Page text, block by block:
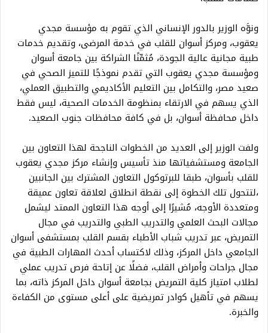
ونوَّه الوزير بالدور الإنساني الذي تقوم به مؤسسة مجدي
يعقوب، ومركز أسوان للقلب في خدمة المرضى، وتقديم خدمات
طبية مجانية عالية الجودة، مُثمِّنًا الشراكة بين جامعة أسوان
ومؤسسة مجدي يعقوب التي تقدم نموذجًا للتميز الصحي في
صعيد مصر، والتكامل بين التعليم الأكاديمي والتطبيق العملي،
الذي يسهم في الارتقاء بمنظومة الخدمات الصحية، ليس فقط
داخل محافظة أسوان، بل في كافة محافظات جنوب الصعيد.
ولفت الوزير إلى العديد من الخطوات الناجحة لهذا التعاون بين
الجامعة ومستشفياتها منذ تأسيس وإنشاء مركز مجدي يعقوب
للقلب بأسوان، طبقا للبرتوكول التعاون المشترك بين الجانبين
،لتتحول تلك الخطوة إلى نقطة انطلاق لعلاقة تعاون عميقة
ومتعددة الأوجه، مُشيرًا إلى أوجه هذا التعاون الممتد ليشمل
مجالات البحث العلمي والتدريب الطبي والتدريب في مجال
التمريض، عبر تدريب شباب الأطباء بقسم القلب بمستشفى أسوان
الجامعي داخل المركز، وذلك لاكتساب أحدث المهارات الطبية في
مجال جراحات وأمراض القلب، فضلًا عن إتاحة فرص تدريب عملي
لطلاب امتياز كلية التمريض بجامعة أسوان داخل المركز ذاته، بما
يسهم في تأهيل كوادر تمريضية على أعلى مستوى من الكفاءة
والخبرة.